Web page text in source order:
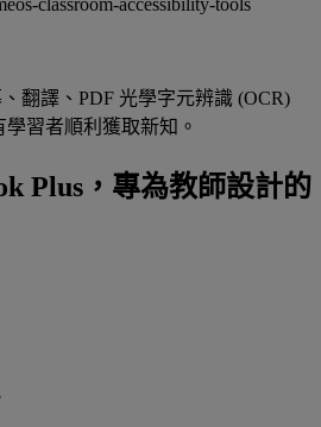
翻譯、PDF 光學字元辨識 (OCR)
習者順利獲取新知。
Plus，專為教師設計的